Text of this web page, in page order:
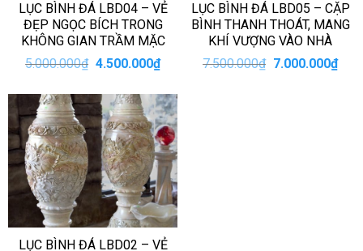
LỤC BÌNH ĐÁ LBD04 – VẺ
ĐẸP NGỌC BÍCH TRONG
KHÔNG GIAN TRẦM MẶC
5.000.000₫ Giá
5.000.000₫.
4.500.000₫Giá
hiện
là:
4.500.000₫.
LỤC BÌNH ĐÁ LBD05 – CẶP
BÌNH THANH THOÁT, MANG
KHÍ VƯỢNG VÀO NHÀ
7.500.000₫ Giá
7.000.000₫Giá
hiện
LỤC BÌNH ĐÁ LBD02 – VẺ